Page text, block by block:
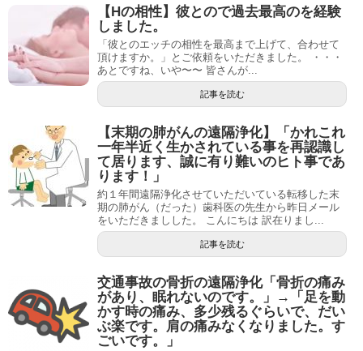
【Hの相性】彼とので過去最高のを経験
しました。
「彼とのエッチの相性を最高まで上げて、合わせて
頂けますか。」とご依頼をいただきました。 ・・・
あとですね、いや〜〜 皆さんが...
記事を読む
【末期の肺がんの遠隔浄化】「かれこれ
一年半近く生かされている事を再認識し
て居ります、誠に有り難いのヒト事であ
ります！」
約１年間遠隔浄化させていただいている転移した末
期の肺がん（だった）歯科医の先生から昨日メール
をいただきましした。 こんにちは 訳在りまし...
記事を読む
交通事故の骨折の遠隔浄化「骨折の痛み
があり、眠れないのです。」→「足を動
かす時の痛み、多少残るぐらいで、だい
ぶ楽です。肩の痛みなくなりました。す
ごいです。」